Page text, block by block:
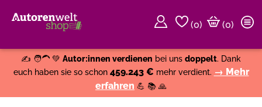
(0)
(0)
✍️ 🧑‍🦱 💚 Autor:innen verdienen bei uns doppelt. Dank
euch haben sie so schon 459.243 € mehr verdient. → Mehr
erfahren 💪 📚 🙏